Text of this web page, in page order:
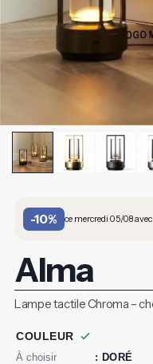
-10% ce mercredi 05/08 avec
Alma
Lampe tactile Chroma –
COULEUR
: DORÉ